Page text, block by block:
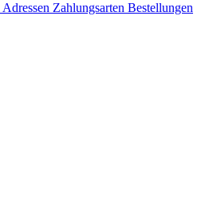
Adressen Zahlungsarten Bestellungen